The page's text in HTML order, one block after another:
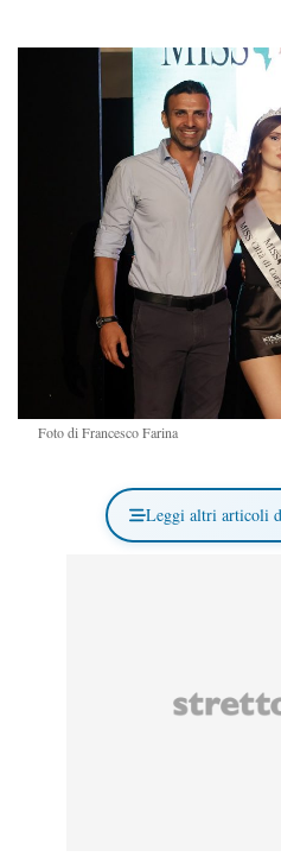
Foto di Francesco Farina
Leggi altri articoli